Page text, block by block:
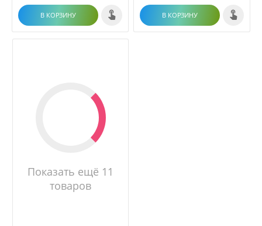
В КОРЗИНУ В КОРЗИНУ
Показать ещё 11
товаров